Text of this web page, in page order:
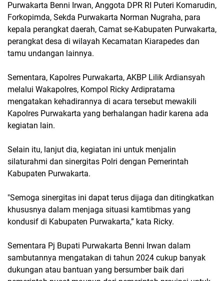
Purwakarta Benni Irwan, Anggota DPR RI Puteri Komarudin,
Forkopimda, Sekda Purwakarta Norman Nugraha, para
kepala perangkat daerah, Camat se-Kabupaten Purwakarta,
perangkat desa di wilayah Kecamatan Kiarapedes dan
tamu undangan lainnya.
Sementara, Kapolres Purwakarta, AKBP Lilik Ardiansyah
melalui Wakapolres, Kompol Ricky Ardipratama
mengatakan kehadirannya di acara tersebut mewakili
Kapolres Purwakarta yang berhalangan hadir karena ada
kegiatan lain.
Selain itu, lanjut dia, kegiatan ini untuk menjalin
silaturahmi dan sinergitas Polri dengan Pemerintah
Kabupaten Purwakarta.
"Semoga sinergitas ini dapat terus dijaga dan ditingkatkan
khususnya dalam menjaga situasi kamtibmas yang
kondusif di Kabupaten Purwakarta,” kata Ricky.
Sementara Pj Bupati Purwakarta Benni Irwan dalam
sambutannya mengatakan di tahun 2024 cukup banyak
dukungan atau bantuan yang bersumber baik dari